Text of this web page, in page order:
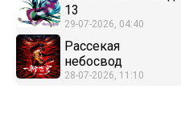
13
29-07-2026, 04:40
Рассекая
небосвод
28-07-2026, 11:10